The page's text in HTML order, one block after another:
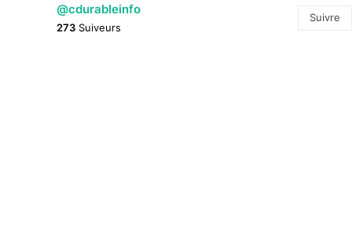
@cdurableinfo
273 Suiveurs
Suivre